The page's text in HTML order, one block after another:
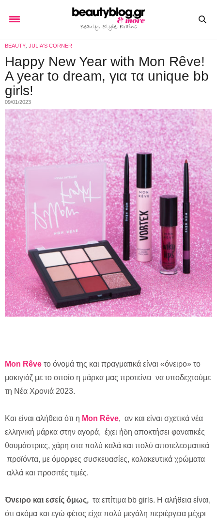
BEAUTY JULIA'S CORNER
Happy New Year with Mon Rêve!
A year to dream, για τα unique bb
girls!
09/01/2023
Mon Rêve το όνομά της και πραγματικά είναι «όνειρο» το
μακιγιάζ με το οποίο η μάρκα μας προτείνει να υποδεχτούμε
τη Νέα Χρονιά 2023.
Και είναι αλήθεια ότι η Mon Rêve, αν και είναι σχετικά νέα
ελληνική μάρκα στην αγορά, έχει ήδη αποκτήσει φανατικές
θαυμάστριες, χάρη στα πολύ καλά και πολύ αποτελεσματικά
προϊόντα, με όμορφες συσκευασίες, κολακευτικά χρώματα
αλλά και προσιτές τιμές.
Όνειρο και εσείς όμως, τα επίτιμα bb girls. H αλήθεια είναι,
ότι ακόμα και εγώ φέτος είχα πολύ μεγάλη περιέργεια μέχρι